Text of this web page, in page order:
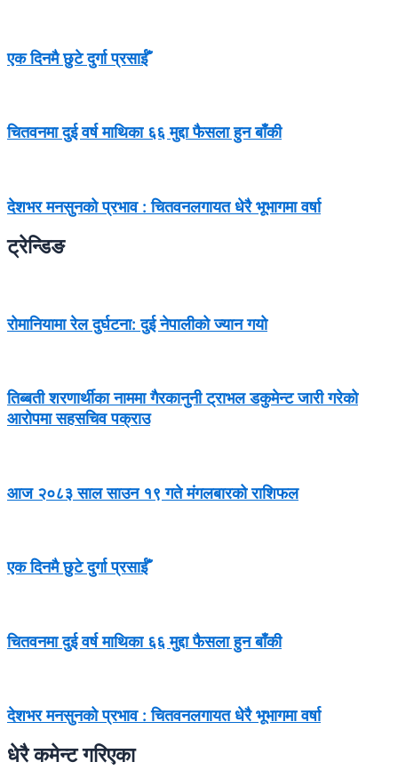
एक दिनमै छुटे दुर्गा प्रसाईँ
चितवनमा दुई वर्ष माथिका ६६ मुद्दा फैसला हुन बाँकी
देशभर मनसुनको प्रभाव : चितवनलगायत धेरै भूभागमा वर्षा
ट्रेन्डिङ
रोमानियामा रेल दुर्घटना: दुई नेपालीको ज्यान गयो
तिब्बती शरणार्थीका नाममा गैरकानुनी ट्राभल डकुमेन्ट जारी गरेको
आरोपमा सहसचिव पक्राउ
आज २०८३ साल साउन १९ गते मंगलबारको राशिफल
एक दिनमै छुटे दुर्गा प्रसाईँ
चितवनमा दुई वर्ष माथिका ६६ मुद्दा फैसला हुन बाँकी
देशभर मनसुनको प्रभाव : चितवनलगायत धेरै भूभागमा वर्षा
धेरै कमेन्ट गरिएका